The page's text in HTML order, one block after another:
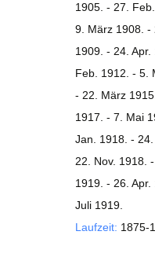
1905. - 27.
9. März 1908. -
1909. - 24.
Feb. 1912. - 5.
- 22. März
1917. - 7. Mai
Jan. 1918. -
22. Nov. 1918.
1919. - 26.
Juli 1919.
Laufzeit: 1875-